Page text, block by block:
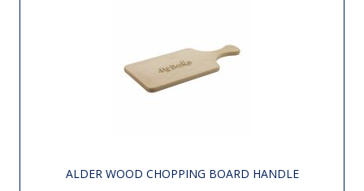
ALDER WOOD CHOPPING BOARD HANDLE